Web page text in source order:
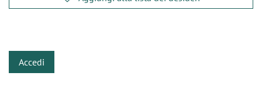
Accedi